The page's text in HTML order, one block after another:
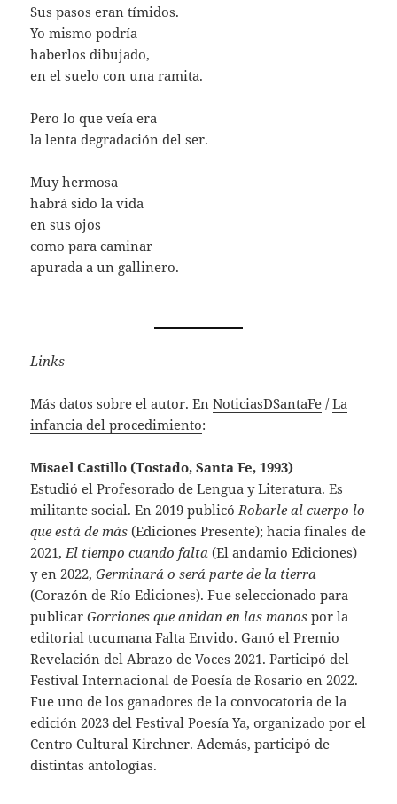
Sus pasos eran tímidos.
Yo mismo podría
haberlos dibujado,
en el suelo con una ramita.
Pero lo que veía era
la lenta degradación del ser.
Muy hermosa
habrá sido la vida
en sus ojos
como para caminar
apurada a un gallinero.
Links
Más datos sobre el autor. EnNoticiasDSantaFe /La
infancia del procedimiento:
Misael Castillo (Tostado, Santa Fe, 1993)
Estudió el Profesorado de Lengua y Literatura. Es
militante social. En 2019 publicó Robarle al cuerpo lo
que está de más (Ediciones Presente); hacia finales de
2021, El tiempo cuando falta (El andamio Ediciones)
y en 2022,Germinará o será parte de la tierra
(Corazón de Río Ediciones). Fue seleccionado para
publicarGorriones que anidan en las manos por la
editorial tucumana Falta Envido. Ganó el Premio
Revelación del Abrazo de Voces 2021. Participó del
Festival Internacional de Poesía de Rosario en 2022.
Fue uno de los ganadores de la convocatoria de la
edición 2023 del Festival Poesía Ya, organizado por el
Centro Cultural Kirchner. Además, participó de
distintas antologías.